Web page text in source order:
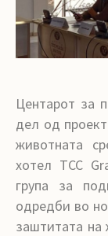
Центарот за
дел од
животната
хотел TCC
група за
одредби во
заштитата на